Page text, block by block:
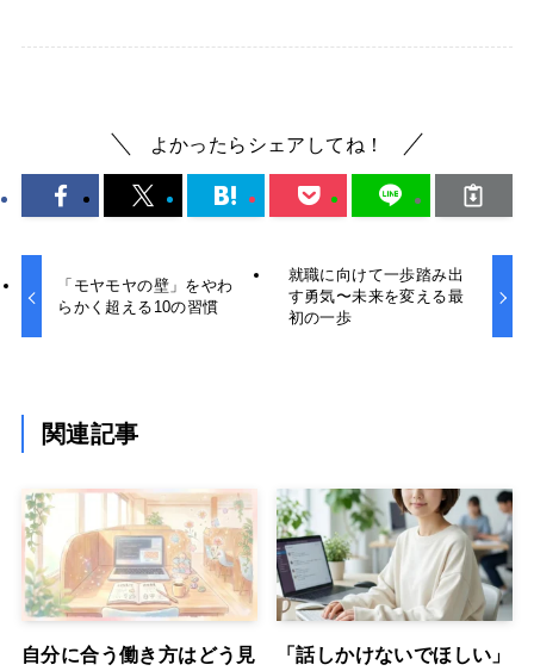
よかったらシェアしてね！
「モヤモヤの壁」をやわ
らかく超える10の習慣
就職に向けて一歩踏み出
す勇気〜未来を変える最
初の一歩
関連記事
自分に合う働き方はどう見
「話しかけないでほしい」